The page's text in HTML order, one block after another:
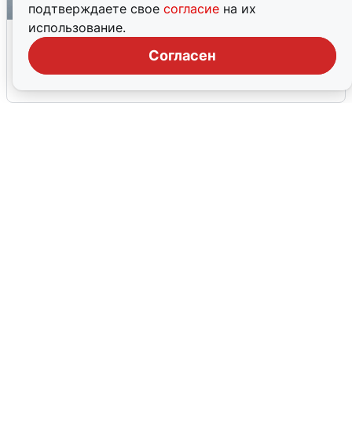
подтверждаете свое согласие на их
использование.
Согласен
Ракетная опасность в Свердловской
области: что известно